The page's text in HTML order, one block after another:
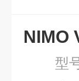
型